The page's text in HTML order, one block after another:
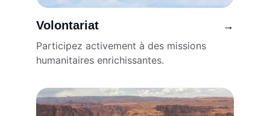
Volontariat
Participez activement à des missions
humanitaires enrichissantes.
→